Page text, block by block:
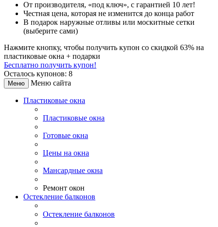
От производителя, «под ключ», с гарантией 10 лет!
Честная цена, которая не изменится до конца работ
В подарок наружные отливы или москитные сетки
(выберите сами)
Нажмите кнопку, чтобы получить купон со скидкой 63% на
пластиковые окна + подарки
Бесплатно получить купон!
Осталось купонов: 8
Меню Меню сайта
Пластиковые окна
Пластиковые окна
Готовые окна
Цены на окна
Мансардные окна
Ремонт окон
Остекление балконов
Остекление балконов